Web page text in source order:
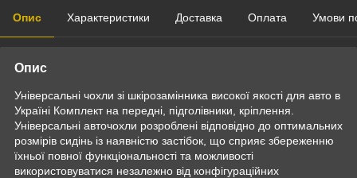
Опис Характеристики Доставка Оплата Умови
Опис
Універсальні чохли зі шкірозамінника високої якості для авто в
Україні Комплект на передні, підголівники, кріплення.
Універсальні авточохли розроблені відповідно до оптимальних
розмірів сидінь із наявністю застібок, що сприяє збереженню
їхньої повної функціональності та можливості
використовуватися незалежно від конфігураційних